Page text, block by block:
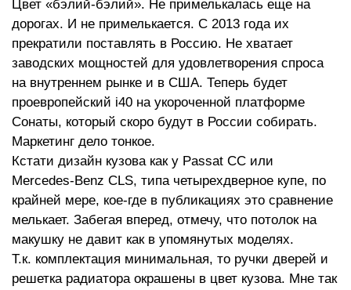
Цвет «бэлий-бэлий». Не примелькалась еще на
дорогах. И не примелькается. С 2013 года их
прекратили поставлять в Россию. Не хватает
заводских мощностей для удовлетворения спроса
на внутреннем рынке и в США. Теперь будет
проевропейский i40 на укороченной платформе
Сонаты, который скоро будут в России собирать.
Маркетинг дело тонкое.
Кстати дизайн кузова как у Passat CC или
Mercedes-Benz CLS, типа четырехдверное купе, по
крайней мере, кое-где в публикациях это сравнение
мелькает. Забегая вперед, отмечу, что потолок на
макушку не давит как в упомянутых моделях.
Т.к. комплектация минимальная, то ручки дверей и
решетка радиатора окрашены в цвет кузова. Мне так